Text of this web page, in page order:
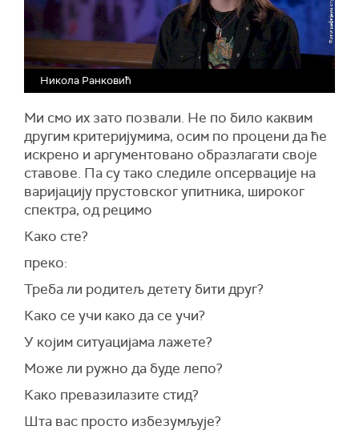
Никола Ранковић
Ми смо их зато позвали. Не по било каквим
другим критеријумима, осим по процени да ће
искрено и аргументовано образлагати своје
ставове. Па су тако следиле опсервације на
варијацију прустовског упитника, широког
спектра, од рецимо
Како сте?
преко:
Треба ли родитељ детету бити друг?
Како се учи како да се учи?
У којим ситуацијама лажете?
Може ли ружно да буде лепо?
Како превазилазите стид?
Шта вас просто избезумљује?